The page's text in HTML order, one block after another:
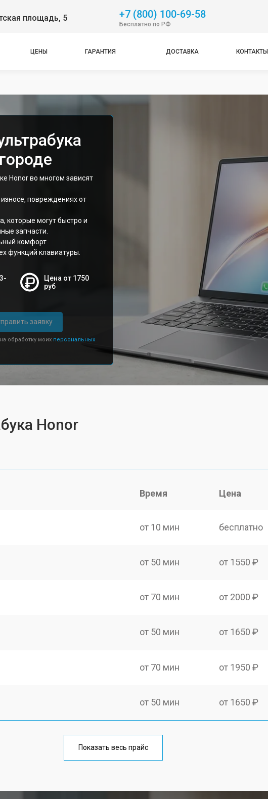
площадь, 5 +7 (800) 100-69-58
Бесплатно по РФ
ЦЕНЫ ГАРАНТИЯ ДОСТАВКА КОНТАКТЫ
Honor во многом зависят
повреждениях от
которые могут быстро и
запчасти.
комфорт
функций клавиатуры.
Цена от 1750
руб
заявку
обработку моих персональных
Honor
Время Цена
от 10 мин бесплатно
от 50 мин от 1550 ₽
от 70 мин от 2000 ₽
от 50 мин от 1650 ₽
от 70 мин от 1950 ₽
от 50 мин от 1650 ₽
от 70 мин
Показать весь прайс